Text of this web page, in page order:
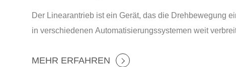
Der Linearantrieb ist ein Gerät, das die Drehbewegung
in verschiedenen Automatisierungssystemen weit
Fehlerdiagnose von Linearantrieben sehr wichtig. In
MEHR ERFAHREN